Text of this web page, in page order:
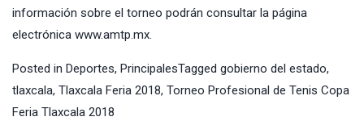
información sobre el torneo podrán consultar la página
electrónica www.amtp.mx.
Posted in Deportes, PrincipalesTagged gobierno del estado,
tlaxcala, Tlaxcala Feria 2018, Torneo Profesional de Tenis Copa
Feria Tlaxcala 2018